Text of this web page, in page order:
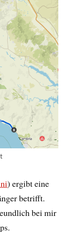
) ergibt eine
betrifft.
bei mir